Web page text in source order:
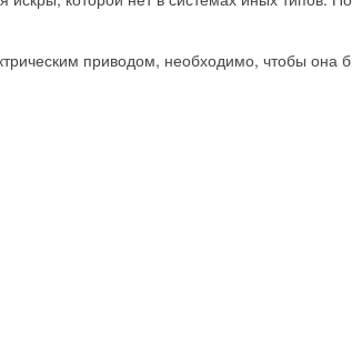
приводом, необходимо, чтобы